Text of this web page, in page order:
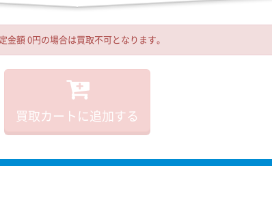
金額 0円の場合は買取不可となります。
買取カートに追加する